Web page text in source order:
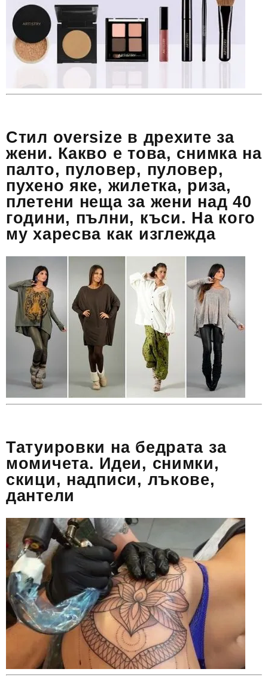
Стил oversize в дрехите за
жени. Какво е това, снимка на
палто, пуловер, пуловер,
пухено яке, жилетка, риза,
плетени неща за жени над 40
години, пълни, къси. На кого
му харесва как изглежда
Татуировки на бедрата за
момичета. Идеи, снимки,
скици, надписи, лъкове,
дантели